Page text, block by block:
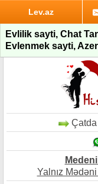
Lev.az
Evlilik sayti, Chat
Evlenmek sayti,
Çatda
Yalnız